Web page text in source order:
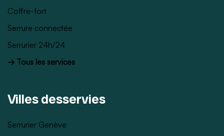
Coffre-fort
Serrure connectée
Serrurier 24h/24
→ Tous les services
Villes desservies
Serrurier Genève